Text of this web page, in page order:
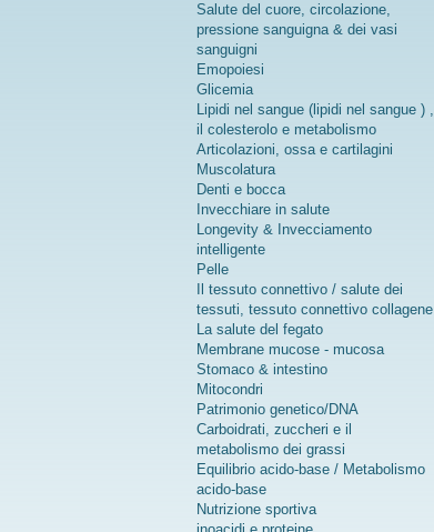
Salute del cuore, circolazione,
pressione sanguigna & dei vasi
sanguigni
Emopoiesi
Glicemia
Lipidi nel sangue (lipidi nel sangue ) ,
il colesterolo e metabolismo
Articolazioni, ossa e cartilagini
Muscolatura
Denti e bocca
Invecchiare in salute
Longevity & Invecciamento
intelligente
Pelle
Il tessuto connettivo / salute dei
tessuti, tessuto connettivo collagene
La salute del fegato
Membrane mucose - mucosa
Stomaco & intestino
Mitocondri
Patrimonio genetico/DNA
Carboidrati, zuccheri e il
metabolismo dei grassi
Equilibrio acido-base / Metabolismo
acido-base
Nutrizione sportiva